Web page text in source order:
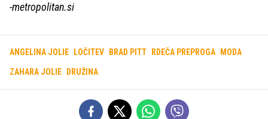
-metropolitan.si
ANGELINA JOLIE LOČITEV BRAD PITT RDEČA PREPROGA MODA
ZAHARA JOLIE DRUŽINA